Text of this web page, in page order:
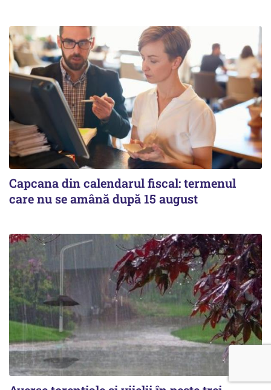
Capcana din calendarul fiscal: termenul
care nu se amână după 15 august